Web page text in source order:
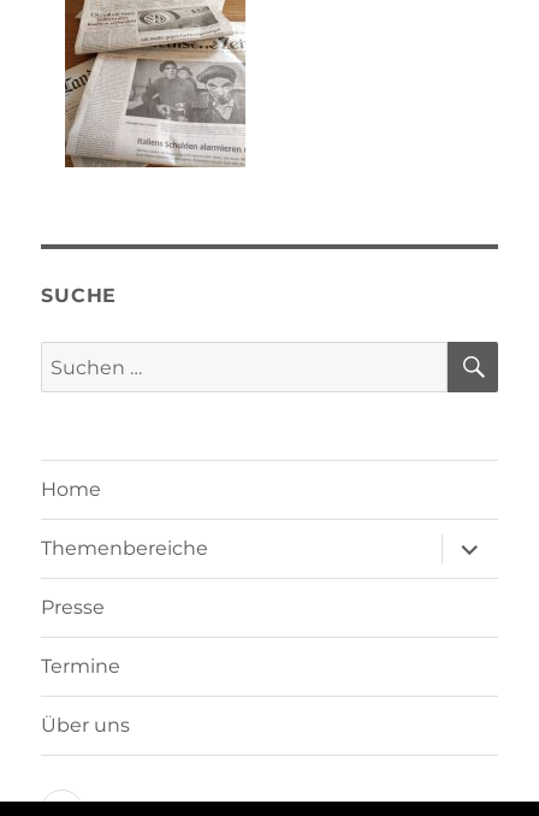
SUCHE
Suchen
nach:
Home
Themenbereiche
öffnen
Presse
Termine
Über uns
Datenschutzerklärung/Impressum